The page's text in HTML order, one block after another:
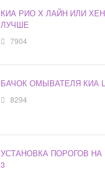
КИА РИО Х ЛАЙН ИЛИ
ЛУЧШЕ
7904
БАЧОК ОМЫВАТЕЛЯ КИА
8294
УСТАНОВКА ПОРОГОВ
3